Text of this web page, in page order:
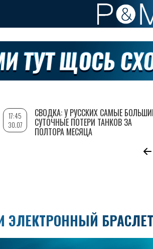
ЭЛЕКТРОННЫЙ БРАСЛЕТ
17:45
30.07
СВОДКА: У РУССКИХ САМЫЕ
СУТОЧНЫЕ ПОТЕРИ ТАНКОВ ЗА
ПОЛТОРА МЕСЯЦА